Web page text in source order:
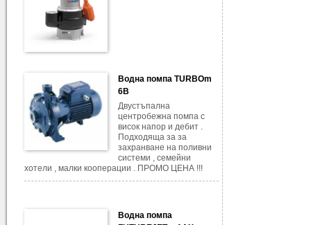
Водна помпа TURBOm
6B
Двустъпална
центробежна помпа с
висок напор и дебит .
Подходяща за за
захранване на поливни
системи , семейни
хотели , малки кооперации . ПРОМО ЦЕНА !!!
Водна помпа